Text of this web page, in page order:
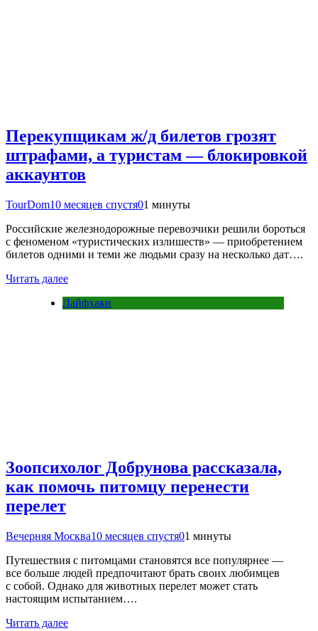
Перекупщикам ж/д билетов грозят
штрафами, а туристам — блокировкой
аккаунтов
TourDom10 месяцев спустя01 минуты
Российские железнодорожные перевозчики решили бороться
с феноменом «туристических излишеств» — приобретением
билетов одними и теми же людьми сразу на несколько дат….
Читать далее
Лайфхаки
Зоопсихолог Добрунова рассказала,
как помочь питомцу перенести
перелет
Вечерняя Москва10 месяцев спустя01 минуты
Путешествия с питомцами становятся все популярнее —
все больше людей предпочитают брать своих любимцев
с собой. Однако для животных перелет может стать
настоящим испытанием….
Читать далее